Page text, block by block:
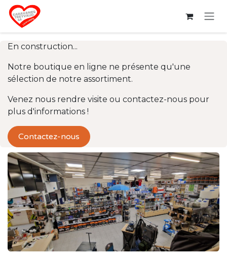
Se rendre au contenu
En construction...
Notre boutique en ligne ne présente qu'une
sélection de notre assortiment.
Venez nous rendre visite ou contactez-nous pour
plus d'informations !
Contactez-nous